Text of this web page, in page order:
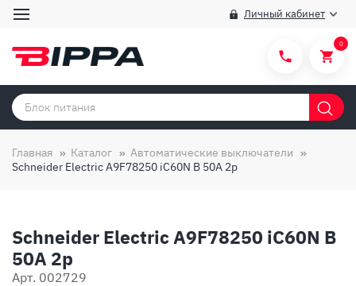
Личный кабинет
Категории товаров
Способы покупки
Вопросы и ответы
О компании
0
Главная Каталог
Автоматические выключатели
Schneider Electric A9F78250 iC60N B 50A 2p
Schneider Electric A9F78250 iC60N B
50A 2p
Арт. 002729